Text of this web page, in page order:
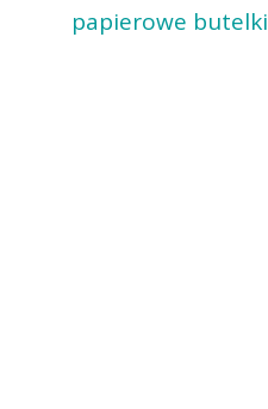
papierowe butelki